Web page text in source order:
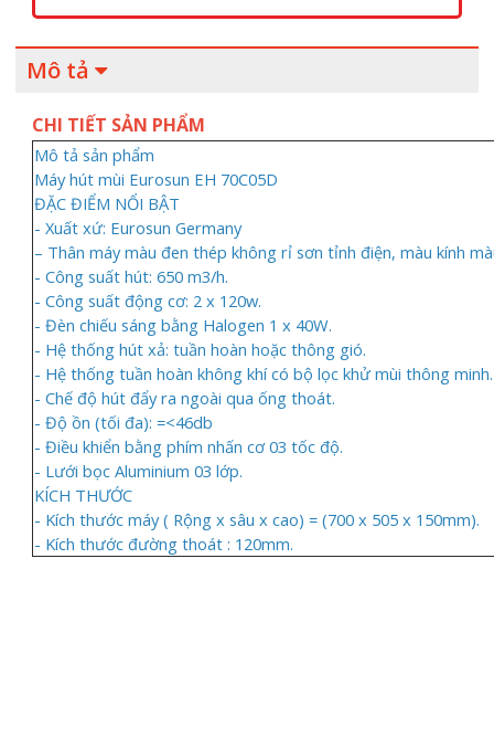
Mô tả
CHI TIẾT SẢN PHẨM
Mô tả sản phẩm
Máy hút mùi Eurosun EH 70C05D
ĐẶC ĐIỂM NỔI BẬT
- Xuất xứ: Eurosun Germany
– Thân máy màu đen thép không rỉ sơn tỉnh điện, màu kính
- Công suất hút: 650 m3/h.
- Công suất động cơ: 2 x 120w.
- Đèn chiếu sáng bằng Halogen 1 x 40W.
- Hệ thống hút xả: tuần hoàn hoặc thông gió.
- Hệ thống tuần hoàn không khí có bộ lọc khử mùi thông minh.
- Chế độ hút đẩy ra ngoài qua ống thoát.
- Độ ồn (tối đa): =<46db
- Điều khiển bằng phím nhấn cơ 03 tốc độ.
- Lưới bọc Aluminium 03 lớp.
KÍCH THƯỚC
- Kích thước máy ( Rộng x sâu x cao) = (700 x 505 x 150mm).
- Kích thước đường thoát : 120mm.